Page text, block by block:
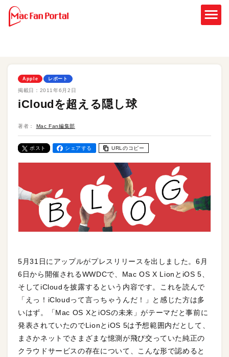
Apple レポート
掲載日： 2011年6月2日
iCloudを超える隠し球
著者： Mac Fan編集部
ポスト シェアする URLのコピー
5月31日にアップルがプレスリリースを出しました。6月
6日から開催されるWWDCで、Mac OS X LionとiOS 5、
そしてiCloudを披露するという内容です。これを読んで
「えっ！iCloudって言っちゃうんだ！」と感じた方は多
いはず。「Mac OS XとiOSの未来」がテーマだと事前に
発表されていたのでLionとiOS 5は予想範囲内だとして、
まさかネットでさまざまな憶測が飛び交っていた純正の
クラウドサービスの存在について、こんな形で認めると